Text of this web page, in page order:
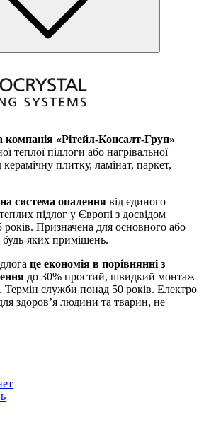
«Рітейл-Консалт-Груп»
теплої підлоги або нагрівальної
плитку, ламінат, паркет,
система опалення від єдиного
підлог у Європі з досвідом
Призначена для основного або
яких приміщень.
це економія в порівнянні з
до 30% простий, швидкий монтаж
Термін служби понад 50 років. Електро
здоров’я людини та тварин, не